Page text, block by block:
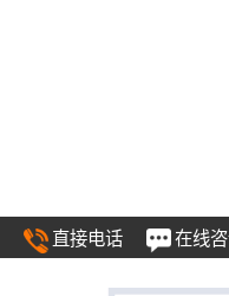
直接电话 在线